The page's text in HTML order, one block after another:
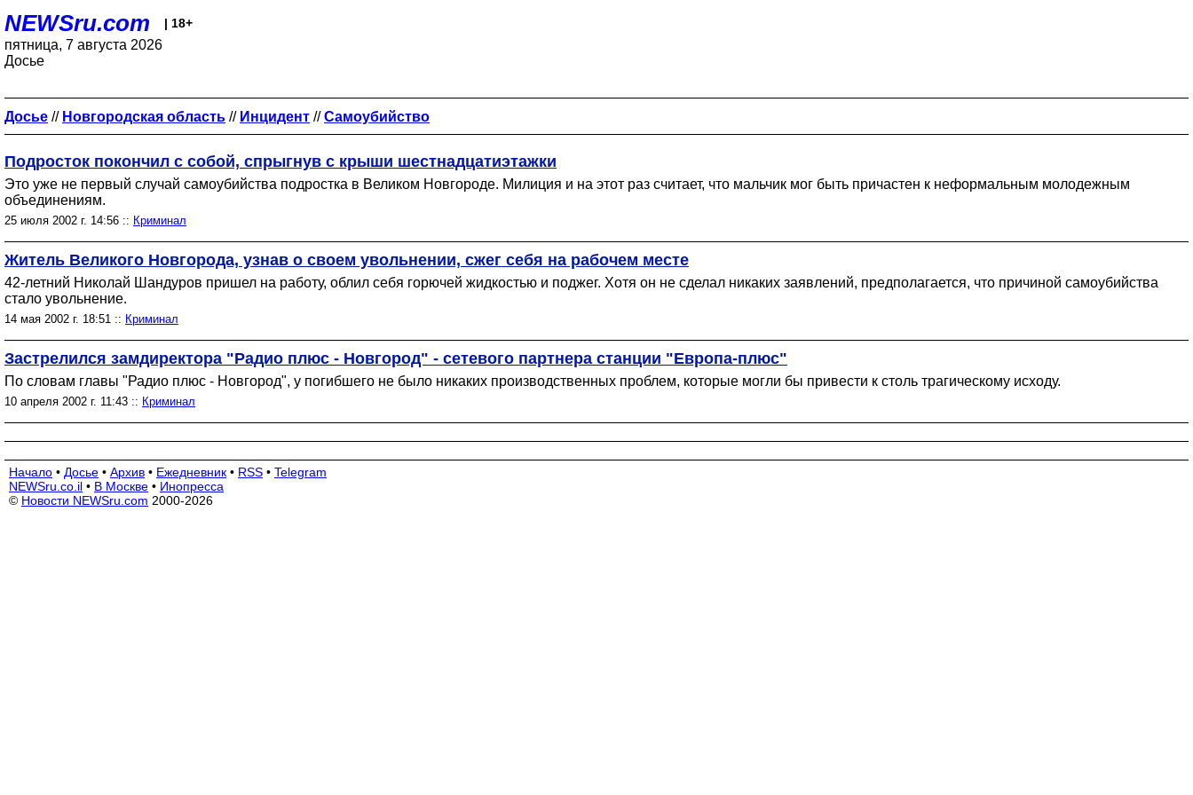
NEWSru.com | 18+
пятница, 7 августа 2026
Досье
Досье // Новгородская область // Инцидент //Самоубийство
Подросток покончил с собой, спрыгнув с крыши шестнадцатиэтажки
Это уже не первый случай самоубийства подростка в Великом Новгороде. Милиция и на этот раз считает, что мальчик мог быть причастен к неформальным молодежным
объединениям.
25 июля 2002 г. 14:56 :: Криминал
Житель Великого Новгорода, узнав о своем увольнении, сжег себя на рабочем месте
42-летний Николай Шандуров пришел на работу, облил себя горючей жидкостью и поджег. Хотя он не сделал никаких заявлений, предполагается, что причиной самоубийства
стало увольнение.
14 мая 2002 г. 18:51 :: Криминал
Застрелился замдиректора "Радио плюс - Новгород" - сетевого партнера станции "Европа-плюс"
По словам главы "Радио плюс - Новгород", у погибшего не было никаких производственных проблем, которые могли бы привести к столь трагическому исходу.
10 апреля 2002 г. 11:43 :: Криминал
Начало • Досье • Архив • Ежедневник • RSS • Telegram
NEWSru.co.il • В Москве • Инопресса
© Новости NEWSru.com 2000-2026